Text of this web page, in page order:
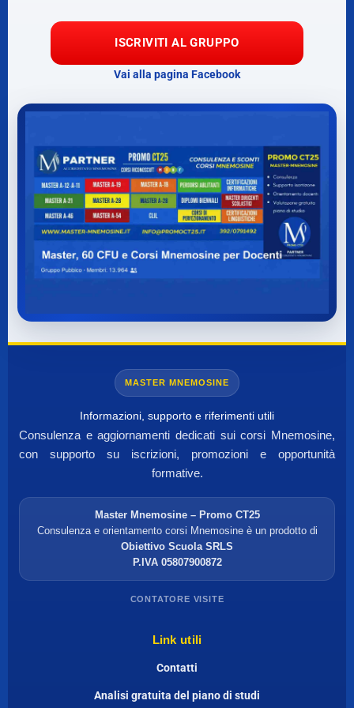
ISCRIVITI AL GRUPPO
Vai alla pagina Facebook
MASTER MNEMOSINE
Informazioni, supporto e riferimenti utili
Consulenza e aggiornamenti dedicati sui corsi Mnemosine,
con supporto su iscrizioni, promozioni e opportunità
formative.
Master Mnemosine – Promo CT25
Consulenza e orientamento corsi Mnemosine è un prodotto di
Obiettivo Scuola SRLS
P.IVA 05807900872
CONTATORE VISITE
Link utili
Contatti
Analisi gratuita del piano di studi